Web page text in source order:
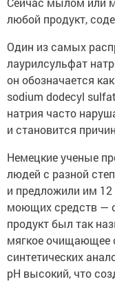
любой продукт,
Один из самых
лаурилсульфат
он обозначается
sodium dodecyl
натрия часто
и становится
Немецкие ученые
людей с разной
и предложили им
моющих средств —
продукт был так
мягкое очищающее
синтетических
pH высокий, что